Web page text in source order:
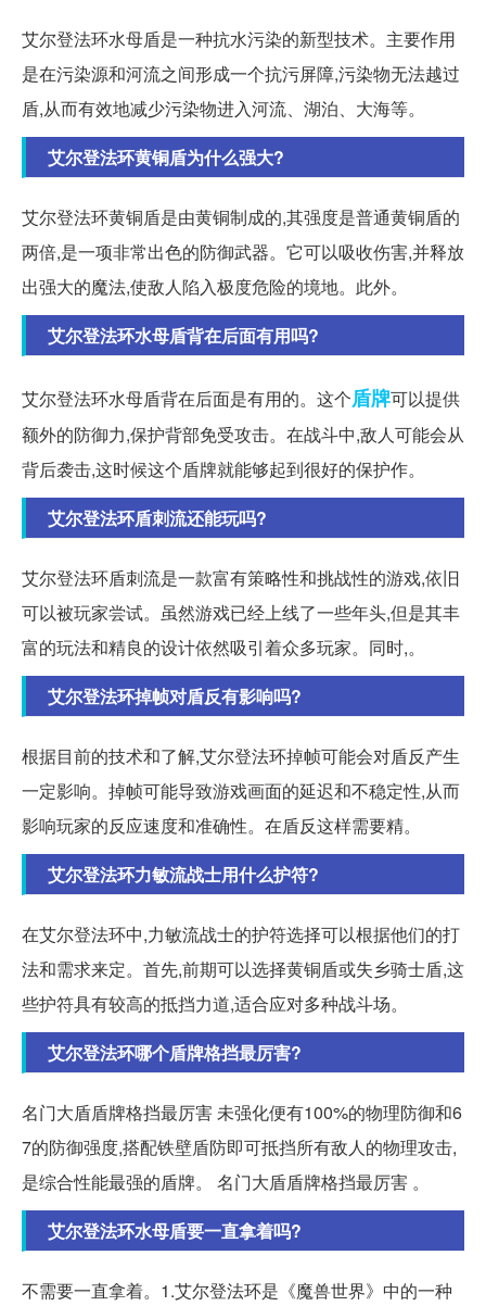
艾尔登法环水母盾是一种抗水污染的新型技术。主要作用
是在污染源和河流之间形成一个抗污屏障,污染物无法越过
盾,从而有效地减少污染物进入河流、湖泊、大海等。
艾尔登法环黄铜盾为什么强大?
艾尔登法环黄铜盾是由黄铜制成的,其强度是普通黄铜盾的
两倍,是一项非常出色的防御武器。它可以吸收伤害,并释放
出强大的魔法,使敌人陷入极度危险的境地。此外。
艾尔登法环水母盾背在后面有用吗?
艾尔登法环水母盾背在后面是有用的。这个盾牌可以提供
额外的防御力,保护背部免受攻击。在战斗中,敌人可能会从
背后袭击,这时候这个盾牌就能够起到很好的保护作。
艾尔登法环盾刺流还能玩吗?
艾尔登法环盾刺流是一款富有策略性和挑战性的游戏,依旧
可以被玩家尝试。虽然游戏已经上线了一些年头,但是其丰
富的玩法和精良的设计依然吸引着众多玩家。同时,。
艾尔登法环掉帧对盾反有影响吗?
根据目前的技术和了解,艾尔登法环掉帧可能会对盾反产生
一定影响。掉帧可能导致游戏画面的延迟和不稳定性,从而
影响玩家的反应速度和准确性。在盾反这样需要精。
艾尔登法环力敏流战士用什么护符?
在艾尔登法环中,力敏流战士的护符选择可以根据他们的打
法和需求来定。首先,前期可以选择黄铜盾或失乡骑士盾,这
些护符具有较高的抵挡力道,适合应对多种战斗场。
艾尔登法环哪个盾牌格挡最厉害?
名门大盾盾牌格挡最厉害 未强化便有100%的物理防御和6
7的防御强度,搭配铁壁盾防即可抵挡所有敌人的物理攻击,
是综合性能最强的盾牌。 名门大盾盾牌格挡最厉害 。
艾尔登法环水母盾要一直拿着吗?
不需要一直拿着。1.艾尔登法环是《魔兽世界》中的一种